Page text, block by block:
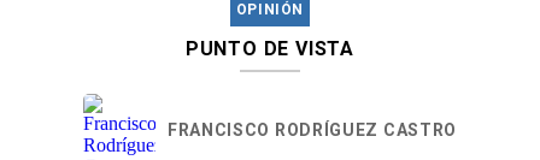
OPINIÓN
PUNTO DE VISTA
FRANCISCO RODRÍGUEZ CASTRO